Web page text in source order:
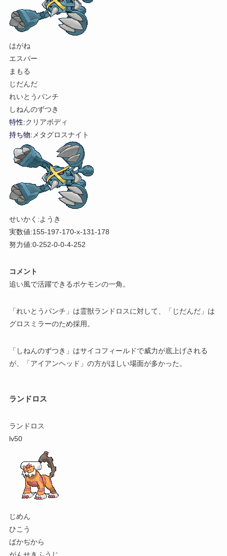
はがね
エスパー
まもる
じだんだ
れいとうパンチ
しねんのずつき
特性:クリアボディ
持ち物: メタグロスナイト
せいかく:ようき
実数値:155-197-170-x-131-178
努力値:0-252-0-0-4-252
コメント
追い風で活躍できるポケモンの一角。
「れいとうパンチ」は霊獣ランドロスに対して、「じだんだ」は
グロスミラーのため採用。
「しねんのずつき」はサイコフィールドで威力が底上げされる
が、「アイアンヘッド」の方がほしい場面が多かった。
ランドロス
ランドロス
lv50
じめん
ひこう
ばかぢから